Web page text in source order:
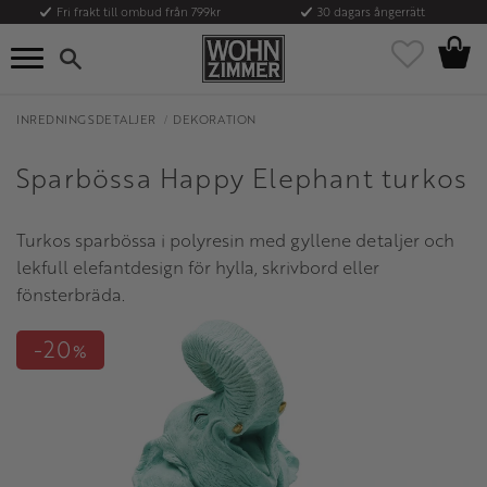
Meny
Fri frakt till ombud från 799kr 30 dagars ångerrätt
Favoriter
INREDNINGSDETALJER DEKORATION
Sparbössa Happy Elephant turkos
Turkos sparbössa i polyresin med gyllene detaljer och
lekfull elefantdesign för hylla, skrivbord eller
fönsterbräda.
20%